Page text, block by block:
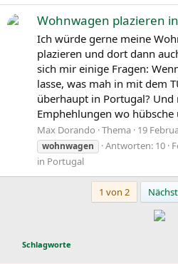
Wohnwagen plazieren
Ich würde gerne meine
plazieren und dort dann
sich mir einige Fragen:
lasse, was mah in mit dem
überhaupt in Portugal?
Emphehlungen wo hübsche
Max Dorando Thema 19
wohnwagen
Antworten: 10
in Portugal
1 von 2
Schlagworte